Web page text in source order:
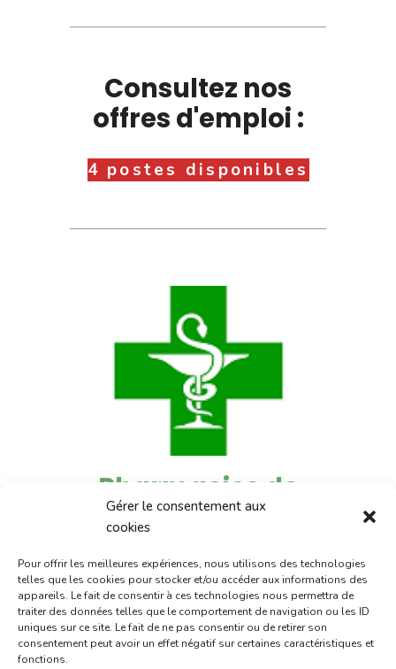
Gérer le consentement aux
cookies
Pour offrir les meilleures expériences, nous utilisons des technologies
telles que les cookies pour stocker et/ou accéder aux informations des
appareils. Le fait de consentir à ces technologies nous permettra de
traiter des données telles que le comportement de navigation ou les ID
uniques sur ce site. Le fait de ne pas consentir ou de retirer son
consentement peut avoir un effet négatif sur certaines caractéristiques et
fonctions.
Consultez nos
offres d'emploi :
4 postes disponibles
Pharmacies de
garde :
du 6 au 10 juillet :pharmacie
Charignon-Dumas (La Fouillade)
du 10 au 15 juillet :pharmacie
Dupont (place de la République)